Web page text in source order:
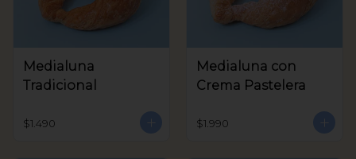
Medialuna
Tradicional
$1.490
Medialuna con
Crema Pastelera
$1.990